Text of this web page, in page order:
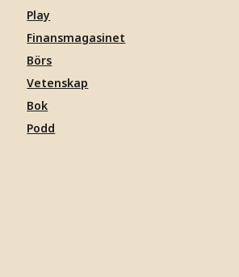
Play
Finansmagasinet
Börs
Vetenskap
Bok
Podd